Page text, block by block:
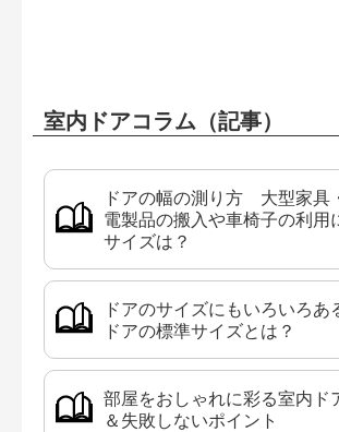
室内ドアコラム（記事）
ドアの幅の測り方 大型家具
電製品の搬入や車椅子の利用
サイズは？
ドアのサイズにもいろいろあ
ドアの標準サイズとは？
部屋をおしゃれに彩る室内ド
＆失敗しないポイント